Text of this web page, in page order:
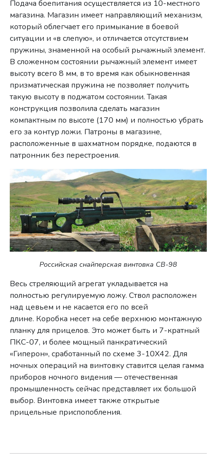
Подача боепитания осуществляется из 10-местного
магазина. Магазин имеет направляющий механизм,
который облегчает его примыкание в боевой
ситуации и «в слепую», и отличается отсутствием
пружины, знаменной на особый рычажный элемент.
В сложенном состоянии рычажный элемент имеет
высоту всего 8 мм, в то время как обыкновенная
призматическая пружина не позволяет получить
такую высоту в поджатом состоянии. Такая
конструкция позволила сделать магазин
компактным по высоте (170 мм) и полностью убрать
его за контур ложи. Патроны в магазине,
расположенные в шахматном порядке, подаются в
патронник без перестроения.
Российская снайперская винтовка СВ-98
Весь стреляющий агрегат укладывается на
полностью регулируемую ложу. Ствол расположен
над цевьем и не касается его по всей
длине. Коробка несет на себе верхнюю монтажную
планку для прицелов. Это может быть и 7-кратный
ПКС-07, и более мощный панкратический
«Гиперон», сработанный по схеме 3-10Х42. Для
ночных операций на винтовку ставится целая гамма
приборов ночного видения — отечественная
промышленность сейчас представляет их большой
выбор. Винтовка имеет также открытые
прицельные приспопобления.